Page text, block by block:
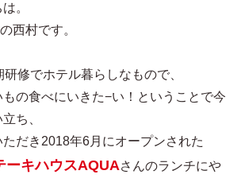
。
西村です。
修でホテル暮らしなもので、
の食べにいきた−い！ということで今
ち、
だき2018年6月にオープンされた
ーキハウスAQUAさんのランチにや